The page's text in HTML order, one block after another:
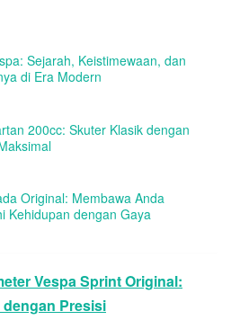
Sejarah, Keistimewaan, dan
di Era Modern
200cc: Skuter Klasik dengan
Original: Membawa Anda
Kehidupan dengan Gaya
Vespa Sprint Original:
Presisi